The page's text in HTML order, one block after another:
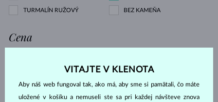
TURMALÍN RUŽOVÝ BEZ KAMEŇA
Cena
VITAJTE V KLENOTA
Aby náš web fungoval tak, ako má, aby sme si pamätali, čo máte
uložené v košíku a nemuseli ste sa pri každej návšteve znova